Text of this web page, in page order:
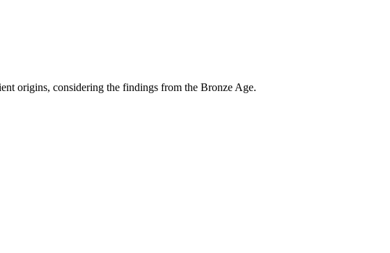
origins, considering the findings from the Bronze Age.